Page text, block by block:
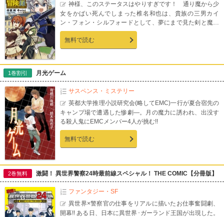
神様、このステータスはやりすぎです！ 通り魔から少
女をかばい死んでしまった椎名和也は、貴族の三男カイ
ン・フォン・シルフォードとして、夢にまで見た剣と魔法
の世界に転生した！この世界の慣習にならい五歳の誕生日
に洗礼を受け、神々の加護を授かったカインだったが、そ
こで与えられたのは多大過ぎる神々の加護と、もはや規格
無料で読む
1巻割引 月光ゲーム
サスペンス・ミステリー
英都大学推理小説研究会(略してEMC)一行が夏合宿先の
キャンプ場で遭遇した惨劇―。月の魔力に誘われ、出没す
る殺人鬼にEMCメンバー4人が挑む!!
無料で読む
2巻無料 激闘！ 異世界警察24時最前線スペシャル！ THE COMIC【分冊版】
ファンタジー・SF
異世界×警察官の仕事をリアルに描いたお仕事奮闘劇、
開幕!! ある日、日本に異世界･ガーランド王国が出現した。